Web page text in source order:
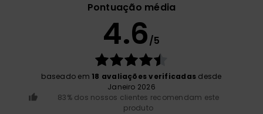
Pontuação média
4.6/5
baseado em 18 avaliações verificadas desde
Janeiro 2026
83% dos nossos clientes recomendam este
produto